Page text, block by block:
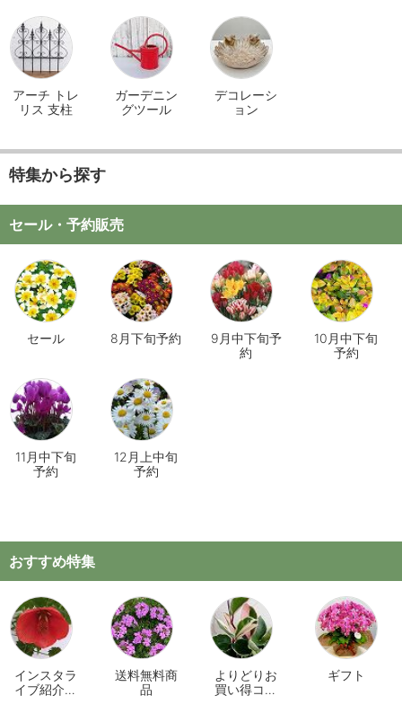
アーチ トレ
リス 支柱
ガーデニン
グツール
デコレーシ
ョン
特集から探す
セール・予約販売
セール 8月下旬予約
9月中下旬予
約
10月中下旬
予約
11月中下旬
予約
12月上中旬
予約
おすすめ特集
インスタラ
イブ紹介商
送料無料商
品
よりどりお
買い得コー
ギフト